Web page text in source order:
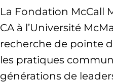
La Fondation McCall
CA à l’Université
recherche de pointe
les pratiques
générations de